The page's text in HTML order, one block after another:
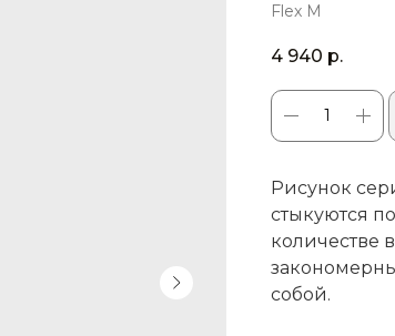
Flex M
4 940 р.
Рисунок
стыкуются
количестве
собой.